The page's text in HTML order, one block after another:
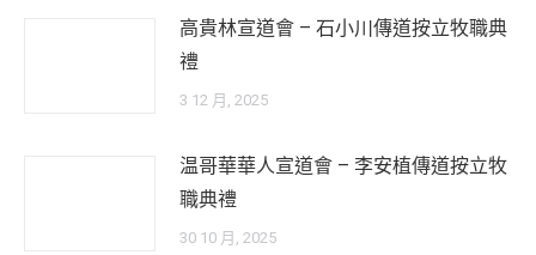
高貴林宣道會 – 石小川傳道按立牧職典
禮
3 12 月, 2025
温哥華華人宣道會 – 李安植傳道按立牧
職典禮
30 10 月, 2025